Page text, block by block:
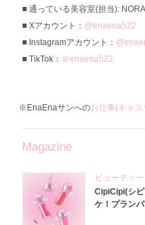
通っている美容室(担当):
Xアカウント： @enaena522
Instagramアカウント：
TikTok： ＠enaena522
※EnaEnaサンへのお仕事(キャ
Magazine
ビューティー
CipiCipi(シ
ケ！プラン